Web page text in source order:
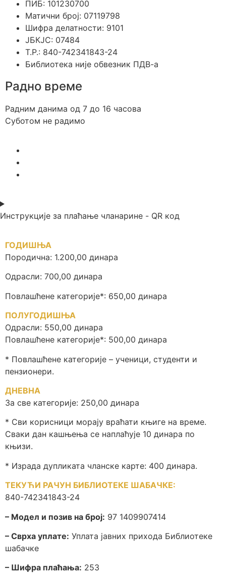
ПИБ: 101230700
Матични број: 07119798
Шифра делатности: 9101
ЈБКЈС: 07484
Т.Р.: 840-742341843-24
Библиотека није обвезник ПДВ-а
Радно време
Радним данима од 7 до 16 часова
Суботом не радимо
Инструкције за плаћање чланарине - QR код
ГОДИШЊА
Породична: 1.200,00 динара
Одрасли: 700,00 динара
Повлашћене категорије*: 650,00 динара
ПОЛУГОДИШЊА
Одрасли: 550,00 динара
Повлашћене категорије*: 500,00 динара
* Повлашћене категорије – ученици, студенти и
пензионери.
ДНЕВНА
За све категорије: 250,00 динара
* Сви корисници морају враћати књиге на време.
Сваки дан кашњења се наплаћује 10 динара по
књизи.
* Израда дупликата чланске карте: 400 динара.
ТЕКУЋИ РАЧУН БИБЛИОТЕКЕ ШАБАЧКЕ:
840-742341843-24
– Модел и позив на број: 97 1409907414
– Сврха уплате: Уплата јавних прихода Библиотеке
шабачке
– Шифра плаћања: 253